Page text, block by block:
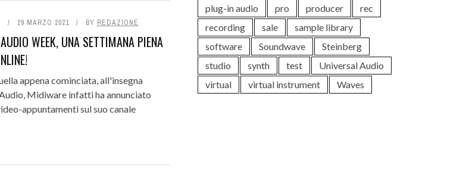
29 MARZO 2021 BY REDAZIONE
WEEK, UNA SETTIMANA PIENA
appena cominciata, all'insegna
Midiware infatti ha annunciato
appuntamenti sul suo canale
plug-in audio
pro producer
rec
recording
sale
sample library
software
Soundwave
Steinberg
studio
synth test
Universal Audio
virtual
virtual instrument Waves